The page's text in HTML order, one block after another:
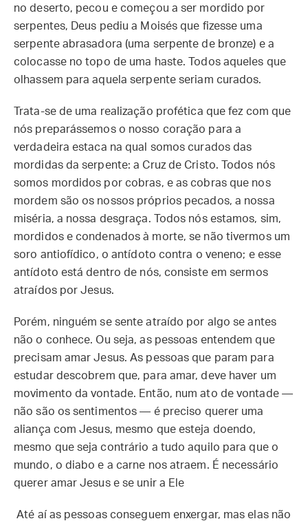
no deserto, pecou e começou a ser mordido por
serpentes, Deus pediu a Moisés que fizesse uma
serpente abrasadora (uma serpente de bronze) e a
colocasse no topo de uma haste. Todos aqueles que
olhassem para aquela serpente seriam curados.
Trata-se de uma realização profética que fez com que
nós preparássemos o nosso coração para a
verdadeira estaca na qual somos curados das
mordidas da serpente: a Cruz de Cristo. Todos nós
somos mordidos por cobras, e as cobras que nos
mordem são os nossos próprios pecados, a nossa
miséria, a nossa desgraça. Todos nós estamos, sim,
mordidos e condenados à morte, se não tivermos um
soro antiofídico, o antídoto contra o veneno; e esse
antídoto está dentro de nós, consiste em sermos
atraídos por Jesus.
Porém, ninguém se sente atraído por algo se antes
não o conhece. Ou seja, as pessoas entendem que
precisam amar Jesus. As pessoas que param para
estudar descobrem que, para amar, deve haver um
movimento da vontade. Então, num ato de vontade —
não são os sentimentos — é preciso querer uma
aliança com Jesus, mesmo que esteja doendo,
mesmo que seja contrário a tudo aquilo para que o
mundo, o diabo e a carne nos atraem. É necessário
querer amar Jesus e se unir a Ele
Até aí as pessoas conseguem enxergar, mas elas não